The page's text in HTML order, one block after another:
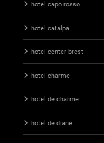
hotel capo rosso
hotel catalpa
hotel center brest
hotel charme
hotel de charme
hotel de diane